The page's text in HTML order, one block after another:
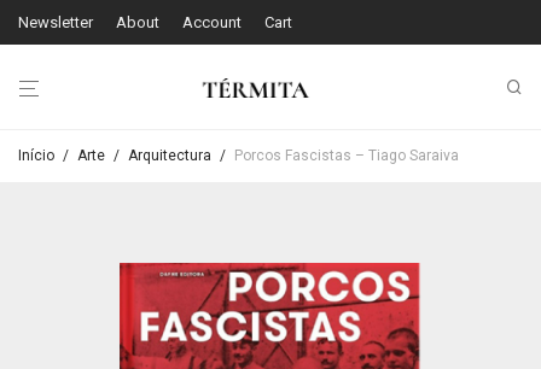
Newsletter About Account Cart
Início / Arte / Arquitectura / Porcos Fascistas – Tiago Saraiva